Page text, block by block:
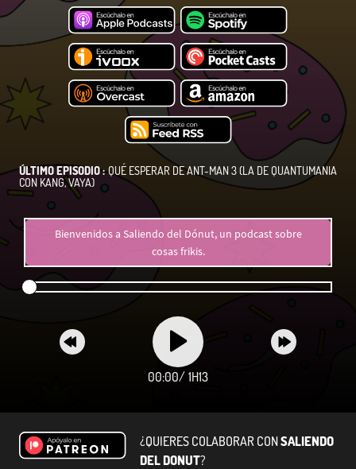
ÚLTIMO EPISODIO : QUÉ ESPERAR DE ANT-MAN 3 (LA DE QUANTUMANIA
CON KANG, VAYA)
Bienvenidos a Saliendo del Dónut, un podcast sobre
cosas frikis.
00:00/ 1H13
¿QUIERES COLABORAR CONSALIENDO
DEL DONUT?